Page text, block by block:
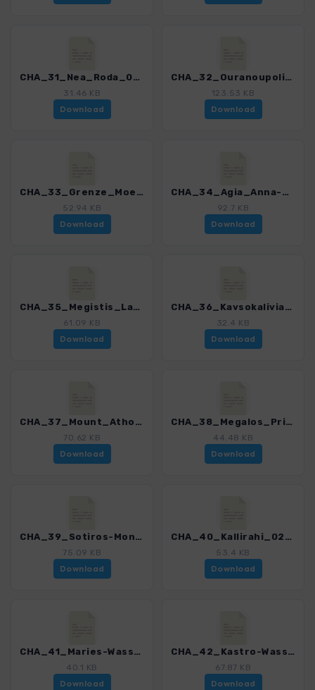
CHA_31_Nea_Roda_0274_1.gpx
31.46 KB
Download
CHA_32_Ouranoupoli-Koumitsa_0274_1.gpx
123.53 KB
Download
CHA_33_Grenze_Moenchsrepublik_0274_1.gpx
52.94 KB
Download
CHA_34_Agia_Anna-Megisti_Lavra_0274_1.gpx
92.7 KB
Download
CHA_35_Megistis_Lavra-_Kavsokalivia_0274_1.gpx
61.09 KB
Download
CHA_36_Kavsokalivia-Stavros_0274_1.gpx
32.4 KB
Download
CHA_37_Mount_Athos_0274_1.gpx
70.62 KB
Download
CHA_38_Megalos_Prinos-Agii_Ioanni_0274_1.gpx
44.48 KB
Download
CHA_39_Sotiros-Moni_Pantel_0274_1.gpx
75.09 KB
Download
CHA_40_Kallirahi_0274_1.gpx
53.4 KB
Download
CHA_41_Maries-Wasserfaelle_0274_1.gpx
40.1 KB
Download
CHA_42_Kastro-Wasserfaelle_0274_1.gpx
67.87 KB
Download